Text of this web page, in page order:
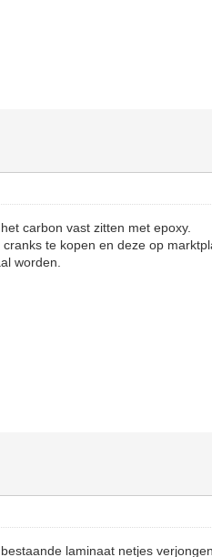
carbon vast zitten met epoxy.
te kopen en deze op
worden.
laminaat netjes